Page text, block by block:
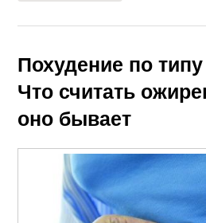
Похудение по
Что считать
оно бывает